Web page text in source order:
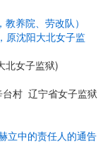
养院、劳改队）
原沈阳大北女子监
北女子监狱)
台村 辽宁省女子监狱
立中的责任人的通告